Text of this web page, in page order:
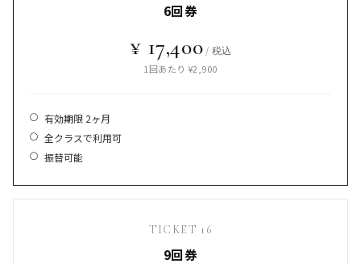
6回券
¥ 17,400 / 税込
1回あたり ¥2,900
有効期限 2ヶ月
全クラスで利用可
振替可能
TICKET 16
9回券